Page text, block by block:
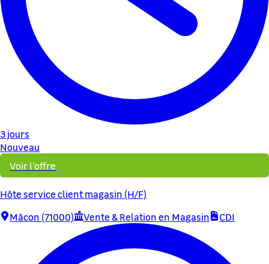
3 jours
Nouveau
Voir l'offre
Hôte service client magasin (H/F)
Mâcon (71000)
Vente & Relation en Magasin CDI